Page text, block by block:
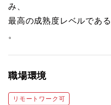
み、
最高の成熟度レベルであ
。
職場環境
リモートワーク可